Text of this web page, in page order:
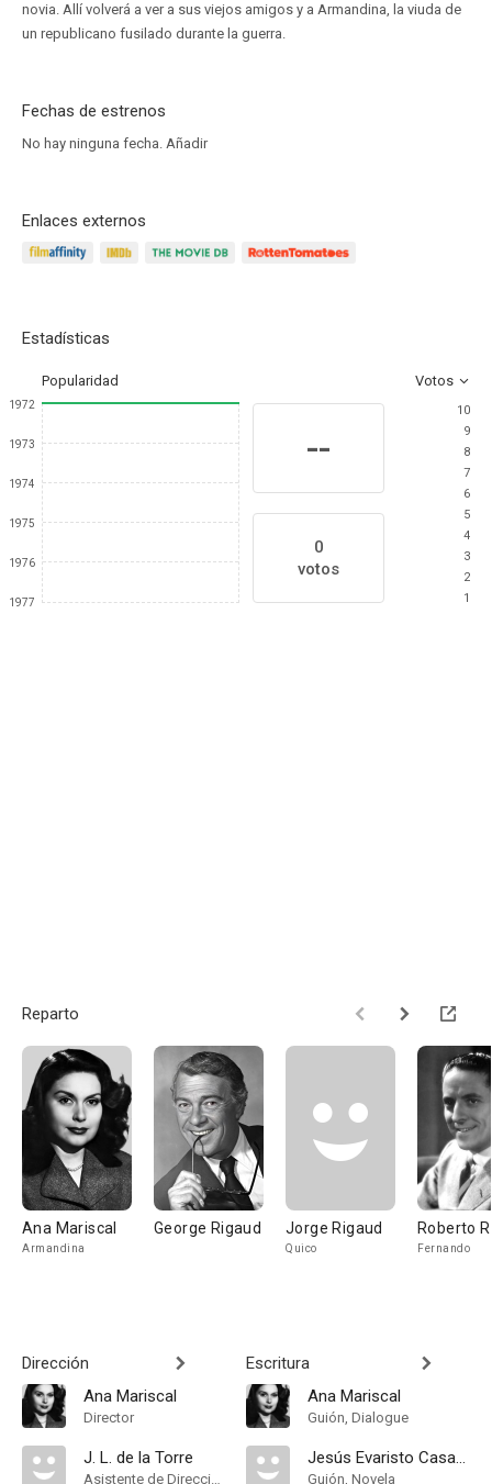
novia. Allí volverá a ver a sus viejos amigos y a Armandina, la viuda de
un republicano fusilado durante la guerra.
Fechas de estrenos
No hay ninguna fecha. Añadir
Enlaces externos
Estadísticas
Popularidad Votos
1972
1973
1974
1975
1976
1977
--
0
votos
10
9
8
7
6
5
4
3
2
1
Reparto
Ana Mariscal
Armandina
George Rigaud Jorge Rigaud
Quico
Roberto
Fernando
Dirección
Ana Mariscal
Director
J. L. de la Torre
Asistente de Dirección
Escritura
Ana Mariscal
Guión, Dialogue
Jesús Evaristo Casariego
Guión, Novela